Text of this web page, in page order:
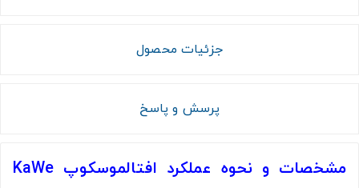
جزئیات محصول
پرسش و پاسخ
مشخصات و نحوه عملکرد افتالموسکوپ KaWe